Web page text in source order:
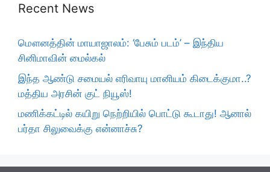
Recent News
மௌனத்தின் மாயாஜாலம்: ‘பேசும் படம்’ – இந்திய
சினிமாவின் மைல்கல்
இந்த ஆண்டு சமையல் எரிவாயு மானியம் கிடைக்குமா..?
மத்திய அரசின் குட் நியூஸ்!
மணிக்கட்டில் கயிறு நெற்றியில் பொட்டு கூடாது! ஆனால்
பர்தா சிலுவைக்கு என்னாச்சு?